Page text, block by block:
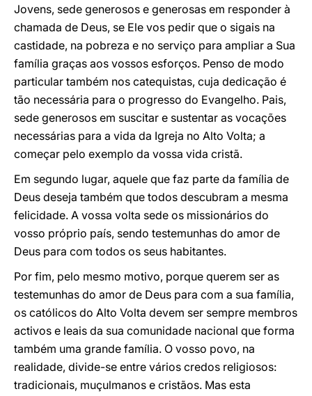
Jovens, sede generosos e generosas em responder à
chamada de Deus, se Ele vos pedir que o sigais na
castidade, na pobreza e no serviço para ampliar a Sua
família graças aos vossos esforços. Penso de modo
particular também nos catequistas, cuja dedicação é
tão necessária para o progresso do Evangelho. Pais,
sede generosos em suscitar e sustentar as vocações
necessárias para a vida da Igreja no Alto Volta; a
começar pelo exemplo da vossa vida cristã.
Em segundo lugar, aquele que faz parte da família de
Deus deseja também que todos descubram a mesma
felicidade. A vossa volta sede os missionários do
vosso próprio país, sendo testemunhas do amor de
Deus para com todos os seus habitantes.
Por fim, pelo mesmo motivo, porque querem ser as
testemunhas do amor de Deus para com a sua família,
os católicos do Alto Volta devem ser sempre membros
activos e leais da sua comunidade nacional que forma
também uma grande família. O vosso povo, na
realidade, divide-se entre vários credos religiosos:
tradicionais, muçulmanos e cristãos. Mas esta